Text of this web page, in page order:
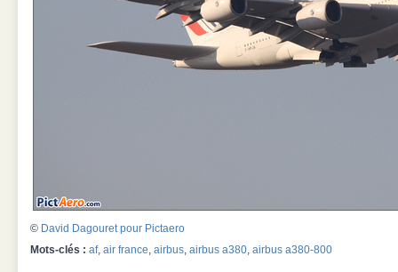
© David Dagouret pour Pictaero
Mots-clés : af, air france, airbus, airbus a380, airbus a380-800